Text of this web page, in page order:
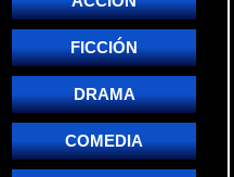
FICCIÓN
DRAMA
COMEDIA